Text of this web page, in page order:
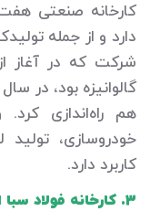
کارخانه صنعتی
دارد و از جمله
شرکت که در آغاز
هم راه‌اندازی
خودروسازی، تولید
کاربرد دارد.
3. کارخانه فولاد سبا اصفهان